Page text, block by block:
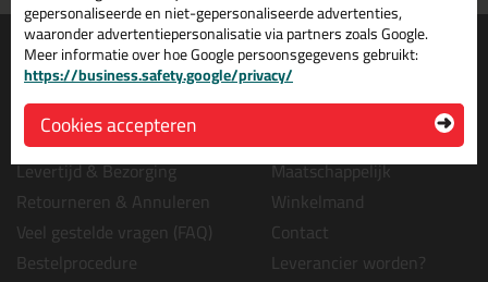
Informatie
Tips en tricks
Keuzehulpen
Acties
Levertijd & Bezorging
Retourneren & Annuleren
Veel gestelde vragen (FAQ)
Bestelprocedure
Over ons
Wie wij zijn?
Vacatures bij kitcentrum.nl
Over Kitcentrum.nl
Maatschappelijk
Winkelmand
Contact
Leverancier worden?
gepersonaliseerde en niet-gepersonaliseerde advertenties,
waaronder advertentiepersonalisatie via partners zoals Google.
Meer informatie over hoe Google persoonsgegevens gebruikt:
https://business.safety.google/privacy/
Cookies accepteren